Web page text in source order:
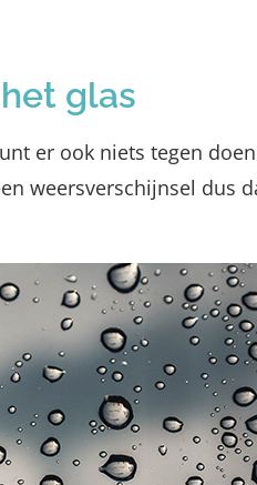
glas
er ook niets tegen
weersverschijnsel dus